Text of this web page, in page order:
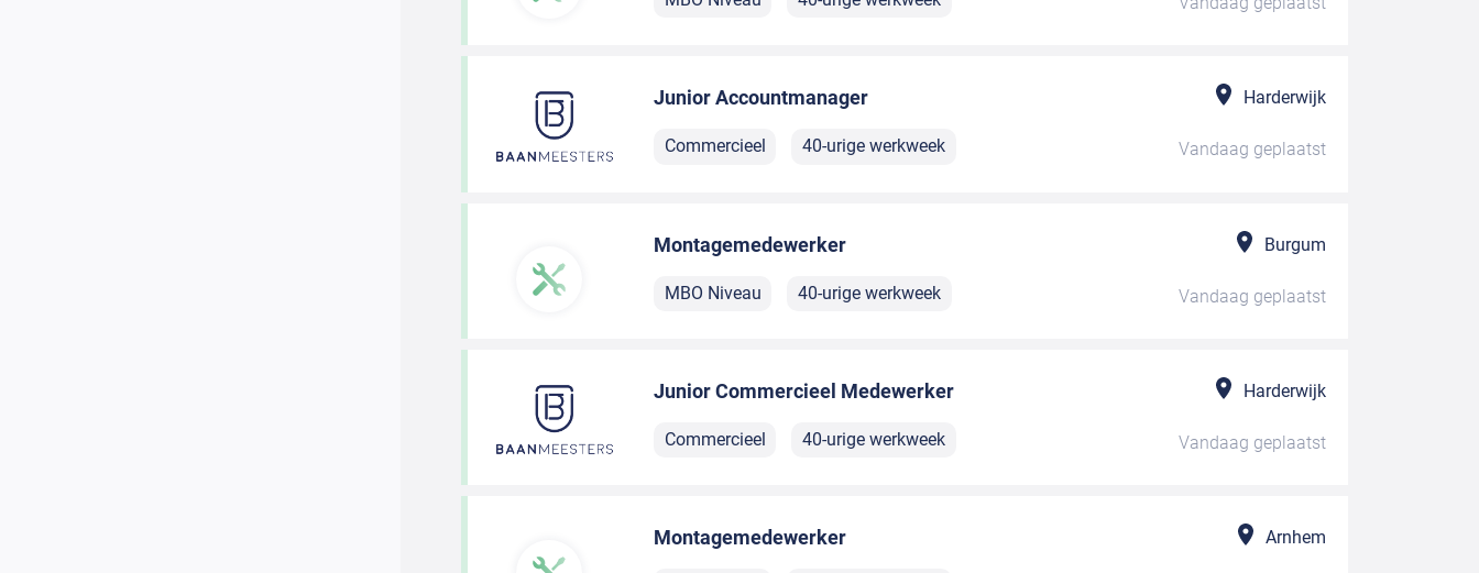
Junior Accountmanager Harderwijk
Commercieel 40-urige werkweek Vandaag geplaatst
Montagemedewerker Burgum
MBO Niveau 40-urige werkweek Vandaag geplaatst
Junior Commercieel Medewerker Harderwijk
Commercieel 40-urige werkweek Vandaag geplaatst
Montagemedewerker Arnhem